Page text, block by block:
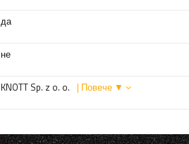
да
не
KNOTT Sp. z o. o. | Повече ▼